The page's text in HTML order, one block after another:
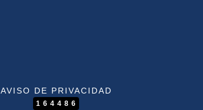
AVISO DE PRIVACIDAD
164486